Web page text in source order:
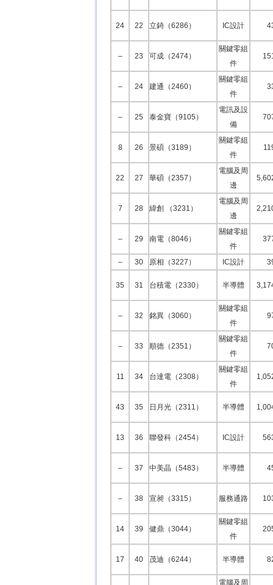
24 22 立錡（6286） IC設計
– 23 可成（2474）
關鍵零組
件
– 24 建通（2460）
關鍵零組
件
– 25 泰金寶（9105）
電訊及設
備
8 26 景碩（3189）
關鍵零組
件
22 27 華碩（2357）
電腦及周
邊
7 28 緯創 （3231）
電腦及周
邊
– 29 南電（8046）
關鍵零組
件
– 30 原相（3227） IC設計
35 31 台積電（2330） 半導體
– 32 銘異（3060）
關鍵零組
件
– 33 順德（2351）
關鍵零組
件
11 34 台達電（2308）
關鍵零組
件
43 35 日月光（2311） 半導體
13 36 聯發科（2454） IC設計
– 37 中美晶（5483） 半導體
– 38 宣昶（3315） 服務通路
14 39 健鼎（3044）
關鍵零組
件
17 40 茂迪（6244） 半導體
電腦及周